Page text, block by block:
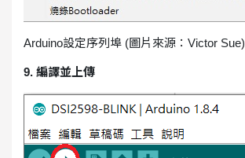
Arduino設定序列埠 (圖片來源：Victor Sue)
9. 編譯並上傳